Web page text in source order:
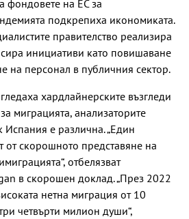
фондовете на ЕС за
подкрепиха икономиката.
правителство реализира
инициативи като повишаване
на персонал в публичния сектор.
хардлайнерските възгледи
миграцията, анализаторите
Испания е различна. „Един
от скорошното представяне на
отбелязват
в скорошен доклад. „През 2022
нетна миграция от 10
четвърти милион души“,